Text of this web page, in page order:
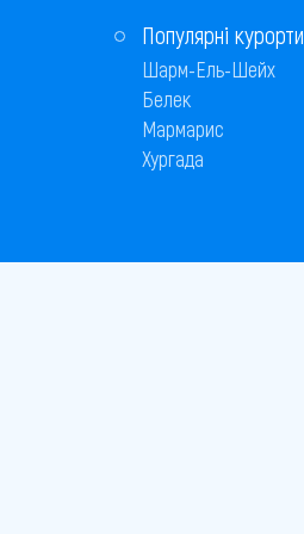
Популярні курорти
Шарм-Ель-Шейх
Белек
Мармарис
Хургада